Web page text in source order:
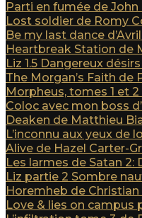
Parti en fumée de John
Lost soldier de Romy
Be my last dance
Heartbreak Station de
Liz 1.5 Dangereux
The Morgan’s Faith de
Morpheus, tomes 1 et
Coloc avec mon boss
Deaken de Matthieu
L’inconnu aux yeux de
Alive de Hazel Carter-
Les larmes de Satan 2:
Liz partie 2 Sombre
Horemheb de Christian
Love & lies on campus